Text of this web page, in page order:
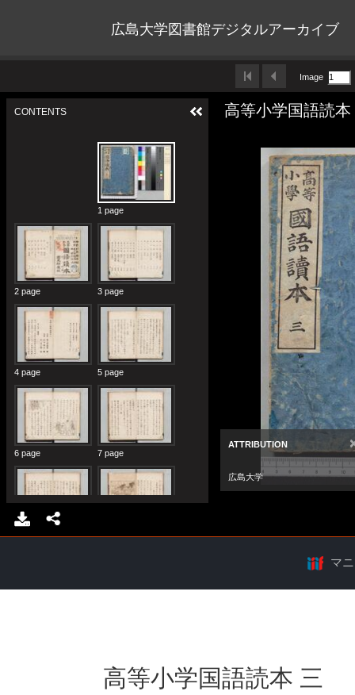
広島大学図書館デジタルアーカイブ
マ
高等小学国語読本 三